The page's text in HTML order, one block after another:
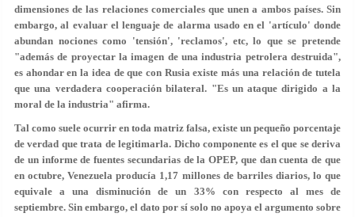
dimensiones de las relaciones comerciales que unen a ambos países. Sin
embargo, al evaluar el lenguaje de alarma usado en el 'artículo' donde
abundan nociones como 'tensión', 'reclamos', etc, lo que se pretende
"además de proyectar la imagen de una industria petrolera destruida",
es ahondar en la idea de que con Rusia existe más una relación de tutela
que una verdadera cooperación bilateral. "Es un ataque dirigido a la
moral de la industria" afirma.
Tal como suele ocurrir en toda matriz falsa, existe un pequeño porcentaje
de verdad que trata de legitimarla. Dicho componente es el que se deriva
de un informe de fuentes secundarias de la OPEP, que dan cuenta de que
en octubre, Venezuela producía 1,17 millones de barriles diarios, lo que
equivale a una disminución de un 33% con respecto al mes de
septiembre. Sin embargo, el dato por sí solo no apoya el argumento sobre